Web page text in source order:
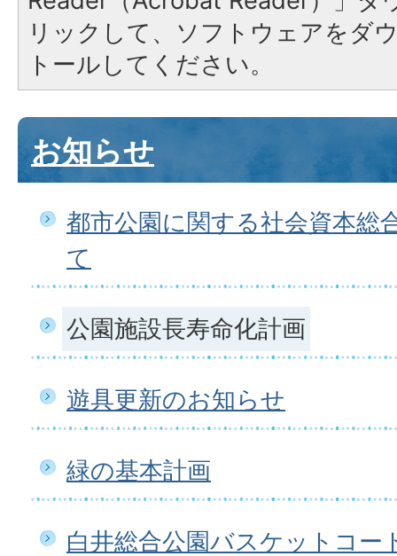
リックして、ソフトウェアをダ
トールしてください。
お知らせ
都市公園に関する社会資本総
て
公園施設長寿命化計画
遊具更新のお知らせ
緑の基本計画
白井総合公園バスケットコー